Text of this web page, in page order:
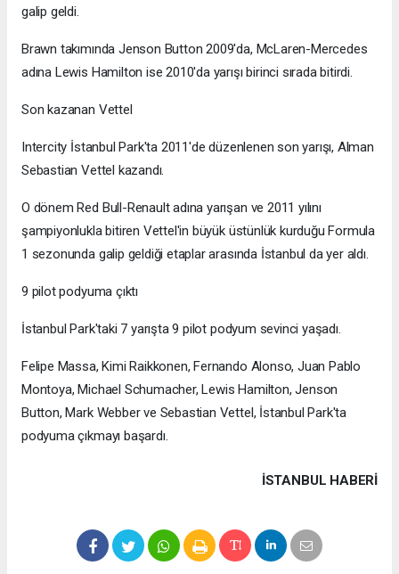
galip geldi.
Brawn takımında Jenson Button 2009'da, McLaren-Mercedes
adına Lewis Hamilton ise 2010'da yarışı birinci sırada bitirdi.
Son kazanan Vettel
Intercity İstanbul Park'ta 2011'de düzenlenen son yarışı, Alman
Sebastian Vettel kazandı.
O dönem Red Bull-Renault adına yarışan ve 2011 yılını
şampiyonlukla bitiren Vettel'in büyük üstünlük kurduğu Formula
1 sezonunda galip geldiği etaplar arasında İstanbul da yer aldı.
9 pilot podyuma çıktı
İstanbul Park'taki 7 yarışta 9 pilot podyum sevinci yaşadı.
Felipe Massa, Kimi Raikkonen, Fernando Alonso, Juan Pablo
Montoya, Michael Schumacher, Lewis Hamilton, Jenson
Button, Mark Webber ve Sebastian Vettel, İstanbul Park'ta
podyuma çıkmayı başardı.
İSTANBUL HABERİ